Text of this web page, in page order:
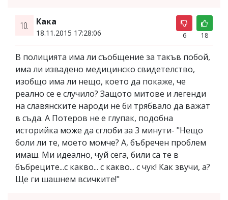
10. Кака
18.11.2015 17:28:06 6 18
В полицията има ли съобщение за такъв побой,
има ли извадено медицинско свидетелство,
изобщо има ли нещо, което да покаже, че
реално се е случило? Защото митове и легенди
на славянските народи не би трябвало да важат
в съда. А Потеров не е глупак, подобна
историйка може да сглоби за 3 минути- "Нещо
боли ли те, моето момче? А, бъбречен проблем
имаш. Ми идеално, чуй сега, били са те в
бъбреците...с какво... с какво... с чук! Как звучи, а?
Ще ги шашнем всичките!"